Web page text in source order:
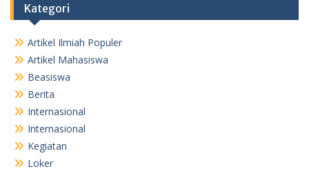
Kategori
Artikel Ilmiah Populer
Artikel Mahasiswa
Beasiswa
Berita
Internasional
Internasional
Kegiatan
Loker